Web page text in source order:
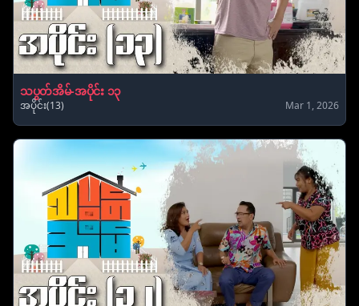
သပွတ်အိမ်-အပိုင်း ၁၃
အပိုင်း(13) Mar 1, 2026